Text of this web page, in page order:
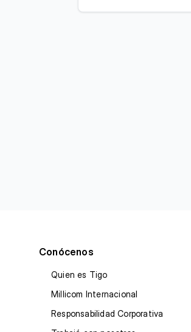
Conócenos
Quien es Tigo
Millicom Internacional
Responsabilidad Corporativa